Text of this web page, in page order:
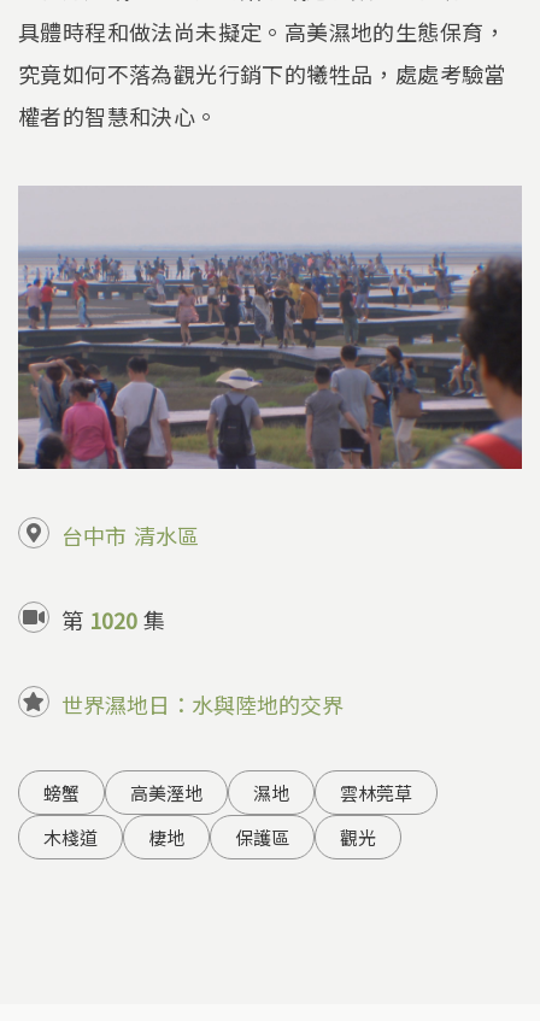
具體時程和做法尚未擬定。高美濕地的生態保育，
究竟如何不落為觀光行銷下的犧牲品，處處考驗當
權者的智慧和決心。
台中市 清水區
第 1020集
世界濕地日：水與陸地的交界
螃蟹 高美溼地 濕地
雲林莞草
木棧道
棲地 保護區 觀光